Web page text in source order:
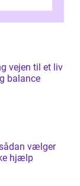
balance
hjælp